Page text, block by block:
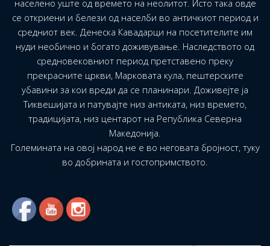
населено уште од времето на неолитот. Исто така овде
се откриени и белези од населби во античкиот период и
средниот век. Денеска Кавадарци на посетителите им
нуди необично и богато доживување. Наследството од
средновековниот период претставено преку
прекрасните цркви, Марковата кула, пештерските
убавини за кои вреди да се планинари. Доживејте ја
Тиквешијата и патувајте низ антиката, низ времето,
традицијата, низ центарот на Република Северна
Македонија.
Големината на овој народ не е во неговата бројност, туку
во добрината и гостопримството.